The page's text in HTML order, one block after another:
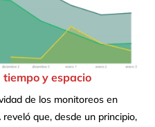
y espacio
de los monitoreos en
que, desde un principio,